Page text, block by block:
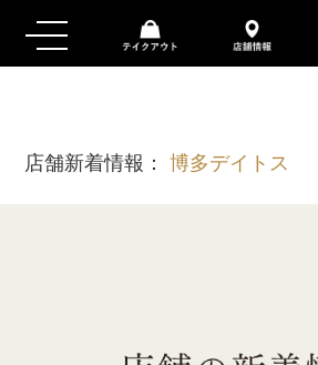
店舗新着情報：博多デイトス